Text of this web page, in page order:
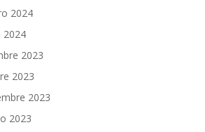
2024
2024
2023
2023
2023
2023